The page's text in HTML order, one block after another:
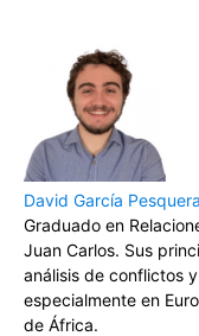
David García Pesquera
Graduado en
Juan Carlos. Sus
análisis de conflictos
especialmente en
de África.